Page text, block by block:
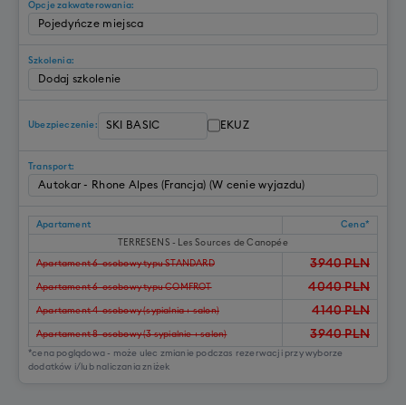
Opcje zakwaterowania:
Szkolenia:
Ubezpieczenie: EKUZ
Transport:
Apartament
Cena*
TERRESENS - Les Sources de Canopée
Apartament 6-osobowy typu STANDARD 3940PLN
Apartament 6-osobowy typu COMFROT 4040PLN
Apartament 4-osobowy (sypialnia + salon) 4140PLN
Apartament 8-osobowy (3 sypialnie + salon) 3940PLN
*cena poglądowa - może ulec zmianie podczas rezerwacji przy wyborze
dodatków i/lub naliczania zniżek